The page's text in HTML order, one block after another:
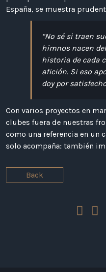
España, se muestra
“No sé si traen
himnos nacen
historia de cada
afición. Si eso
doy por
Con varios proyectos en
clubes fuera de nuestras
como una referencia en un
solo acompaña: también
Back